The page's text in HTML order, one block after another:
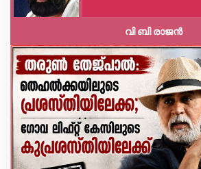
വി ബി രാജൻ